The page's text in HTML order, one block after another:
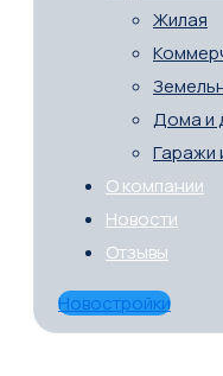
Жилая
Дома и
Гаражи
О компании
Новости
Отзывы
Новостройки